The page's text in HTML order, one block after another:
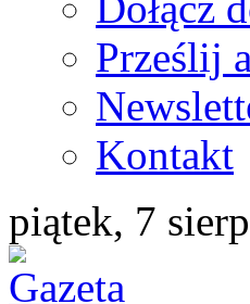
Prześlij
Kontakt
piątek, 7